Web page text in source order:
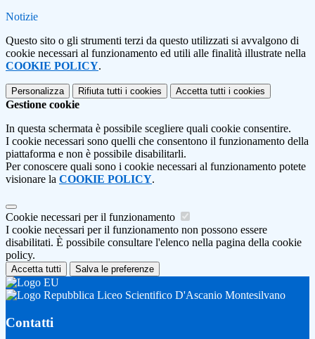
Notizie
Questo sito o gli strumenti terzi da questo utilizzati si avvalgono di
cookie necessari al funzionamento ed utili alle finalità illustrate nella
COOKIE POLICY.
Personalizza Rifiuta tutti i cookies Accetta tutti i cookies
Gestione cookie
In questa schermata è possibile scegliere quali cookie consentire.
I cookie necessari sono quelli che consentono il funzionamento della
piattaforma e non è possibile disabilitarli.
Per conoscere quali sono i cookie necessari al funzionamento potete
visionare la COOKIE POLICY.
Cookie necessari per il funzionamento
I cookie necessari per il funzionamento non possono essere
disabilitati. È possibile consultare l'elenco nella pagina della cookie
policy.
Accetta tutti Salva le preferenze
Liceo Scientifico D'Ascanio Montesilvano
Contatti